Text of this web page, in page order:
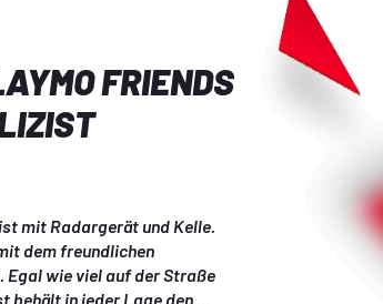
FRIENDS
mit Radargerät und Kelle.
dem freundlichen
Egal wie viel auf der Straße
behält in jeder Lage den